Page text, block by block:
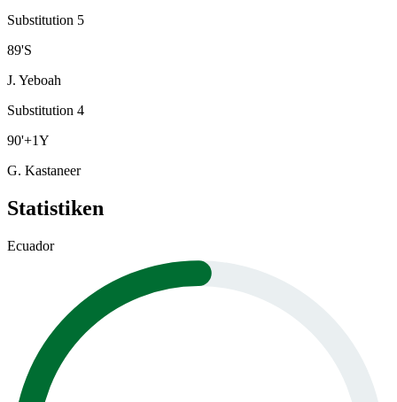
Substitution 5
89'S
J. Yeboah
Substitution 4
90'+1Y
G. Kastaneer
Statistiken
Ecuador